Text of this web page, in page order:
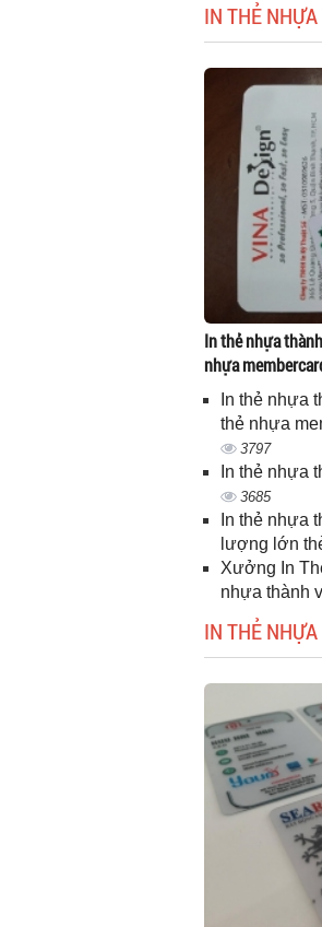
IN THẺ
In thẻ nhựa
nhựa
In thẻ nhựa
thẻ nhựa
3797
In thẻ nhựa
3685
In thẻ nhựa
lượng lớn
Xưởng In
nhựa thành
IN THẺ